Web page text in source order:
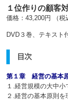
１位作りの顧客
価格：43,200円 （税
DVD３巻、テキスト
目次
第１章 経営の基本
１ .経営規模の大中小
２ .経営の基本原則を